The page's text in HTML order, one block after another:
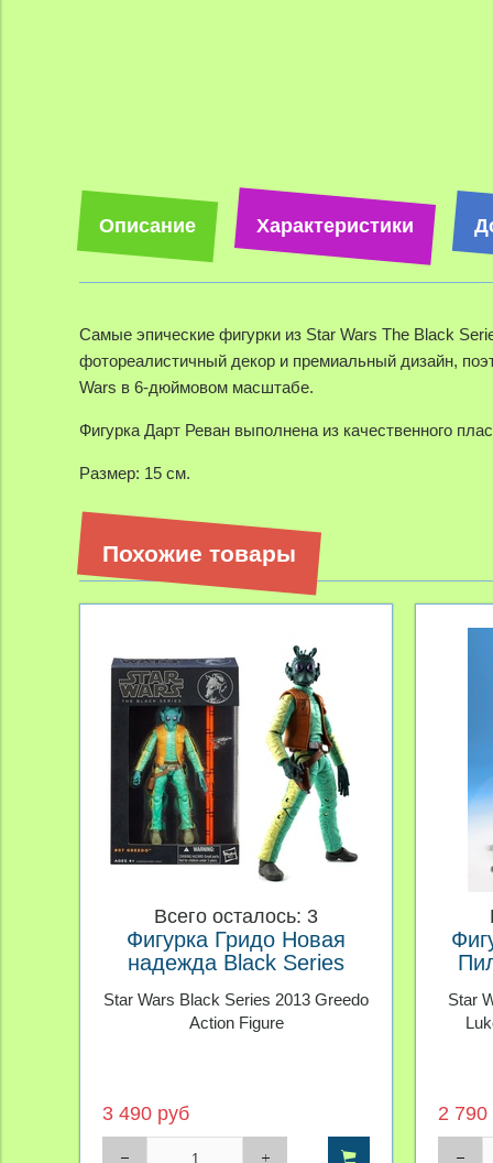
Описание Характеристики
Самые эпические фигурки из Star Wars The Black
фотореалистичный декор и премиальный дизайн,
Wars в 6-дюймовом масштабе.
Фигурка Дарт Реван выполнена из качественного
Размер: 15 см.
Похожие товары
Всего осталось: 3
Фигурка Гридо Новая
надежда Black Series
Star Wars Black Series 2013 Greedo
Action Figure
3 490 руб
Star
2 790